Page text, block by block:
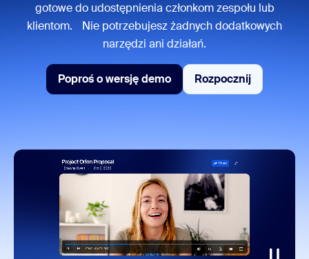
gotowe do udostępnienia członkom zespołu lub
klientom. Nie potrzebujesz żadnych dodatkowych
narzędzi ani działań.
Poproś o wersję demo
Poproś o wersję demo
Rozpocznij
Rozpocznij